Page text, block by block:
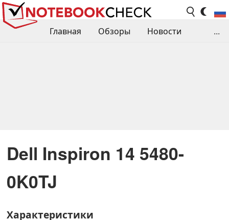
Главная Обзоры
Новости
...
Dell Inspiron 14 5480-
0K0TJ
Характеристики